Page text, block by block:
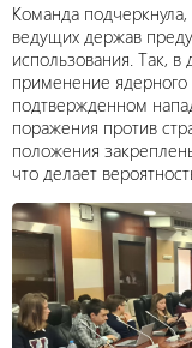
Команда
ведущих держав
использования. Так,
применение
подтвержденном
поражения против
положения
что делает